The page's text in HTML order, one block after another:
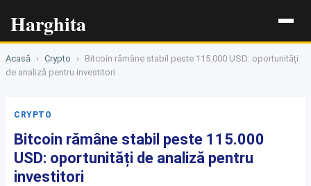
Harghita
Acasă › Crypto ›
Bitcoin rămâne stabil peste 115.000 USD: oportunități
de analiză pentru investitori
CRYPTO
Bitcoin rămâne stabil peste 115.000
USD: oportunități de analiză pentru
investitori